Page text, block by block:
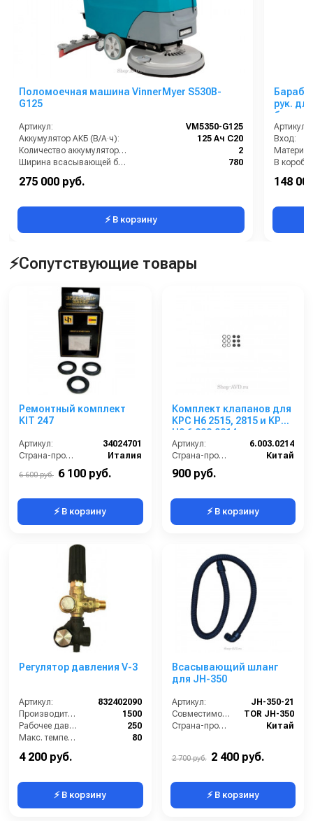
Поломоечная машина VinnerMyer S530B-
G125
Артикул:
VM5350-G125
Аккумулятор АКБ (В/А·ч):
125 Ач С20
Количество аккумуляторов (шт):
2
Ширина всасывающей балки (мм):
780
Габариты (ДхШхВ):
275 000 руб.
⚡ В корзину
рук. дл. 35м 1/2 (нерж
бар
Артикул:
Вход:
В
148
⚡Сопутствующие товары
Ремонтный комплект
KIT 247
Артикул:
34024701
Страна-производитель:
Италия
6 600 руб. 6 100 руб.
⚡ В корзину
Комплект клапанов для
KPC H6 2515, 2815 и KPC-
H9 6.003.0214
Артикул:
6.003.0214
Страна-производитель:
Китай
900 руб.
⚡ В корзину
Регулятор давления V-3
Артикул:
832402090
Производительность (л/ч):
1500
Рабочее давление (бар):
250
Макс. температура воды на входе (°C):
80
4 200 руб.
⚡ В корзину
Всасывающий шланг
для JH-350
Артикул:
JH-350-21
Совместимость:
TOR JH-350
Страна-производитель:
Китай
2 700 руб. 2 400 руб.
⚡ В корзину